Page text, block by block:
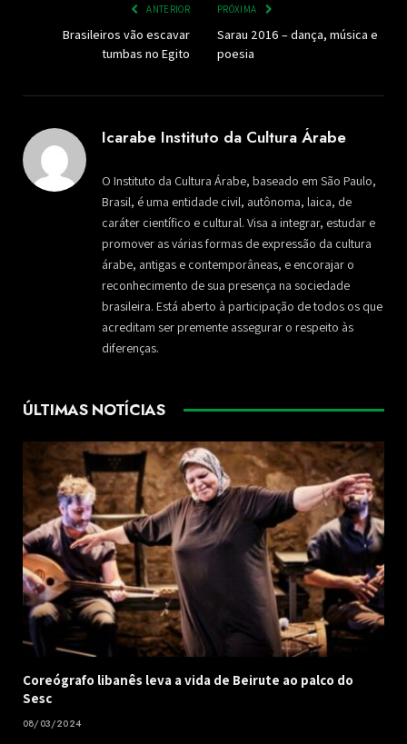
ANTERIOR
Brasileiros vão escavar
tumbas no Egito
PRÓXIMA
Sarau 2016 – dança, música e
poesia
Icarabe Instituto da Cultura Árabe
O Instituto da Cultura Árabe, baseado em São Paulo,
Brasil, é uma entidade civil, autônoma, laica, de
caráter científico e cultural. Visa a integrar, estudar e
promover as várias formas de expressão da cultura
árabe, antigas e contemporâneas, e encorajar o
reconhecimento de sua presença na sociedade
brasileira. Está aberto à participação de todos os que
acreditam ser premente assegurar o respeito às
diferenças.
ÚLTIMAS NOTÍCIAS
Coreógrafo libanês leva a vida de Beirute ao palco do
Sesc
08/03/2024